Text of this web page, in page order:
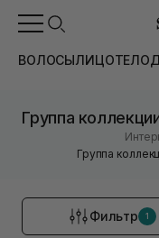
ВОЛОСЫЛИЦОТЕЛО
Группа
Группа
Фильтр 1